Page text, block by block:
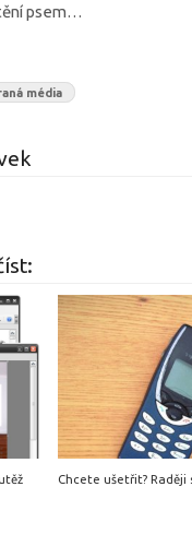
psem…
média
Chcete ušetřit? Raději